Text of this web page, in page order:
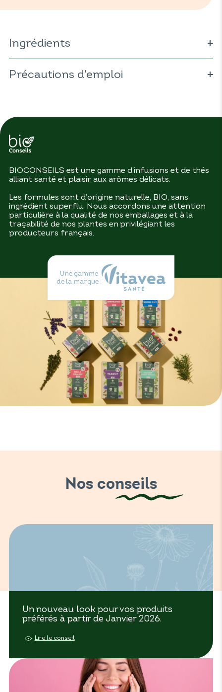
Ingrédients
Foeniculum vulgare
Zingiber officinale
Précautions d'emploi
BIOCONSEILS est une gamme d’infusions et de thés
alliant santé et plaisir aux arômes délicats.
Les formules sont d’origine naturelle, BIO, sans
ingrédient superflu. Nous accordons une attention
particulière à la qualité de nos emballages et à la
traçabilité de nos plantes en privilégiant les
producteurs français.
Une gamme
de la marque :
Nos conseils
Un nouveau look pour vos produits
préférés à partir de Janvier 2026.
Lire le conseil